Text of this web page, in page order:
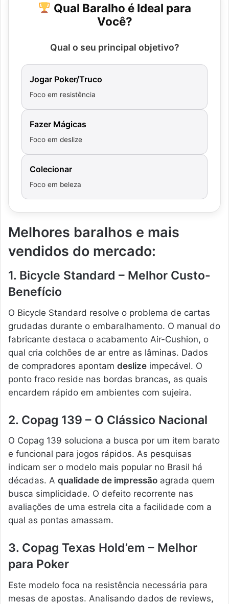
Qual Baralho é Ideal para
Você?
Qual o seu principal objetivo?
Jogar Poker/Truco
Foco em resistência
Fazer Mágicas
Foco em deslize
Colecionar
Foco em beleza
Melhores baralhos e mais
vendidos do mercado:
1. Bicycle Standard – Melhor Custo-
Benefício
O Bicycle Standard resolve o problema de cartas
grudadas durante o embaralhamento. O manual do
fabricante destaca o acabamento Air-Cushion, o
qual cria colchões de ar entre as lâminas. Dados
de compradores apontam deslize impecável. O
ponto fraco reside nas bordas brancas, as quais
encardem rápido em ambientes com sujeira.
2. Copag 139 – O Clássico Nacional
O Copag 139 soluciona a busca por um item barato
e funcional para jogos rápidos. As pesquisas
indicam ser o modelo mais popular no Brasil há
décadas. A qualidade de impressão agrada quem
busca simplicidade. O defeito recorrente nas
avaliações de uma estrela cita a facilidade com a
qual as pontas amassam.
3. Copag Texas Hold’em – Melhor
para Poker
Este modelo foca na resistência necessária para
mesas de apostas. Analisando dados de reviews,